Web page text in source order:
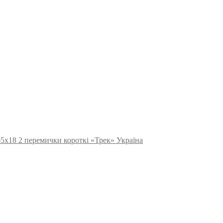
2 перемички короткі «Трек» Україна